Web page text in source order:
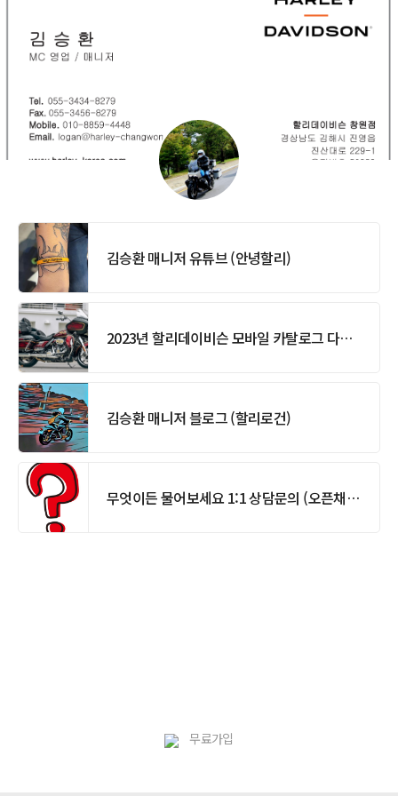
김승환 매니저 유튜브 (안녕할리)
2023년 할리데이비슨 모바일 카탈로그 다운로드
김승환 매니저 블로그 (할리로건)
무엇이든 물어보세요 1:1 상담문의 (오픈채팅방)
무료가입